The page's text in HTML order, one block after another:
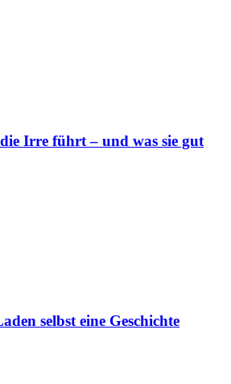
Irre führt – und was sie gut
selbst eine Geschichte